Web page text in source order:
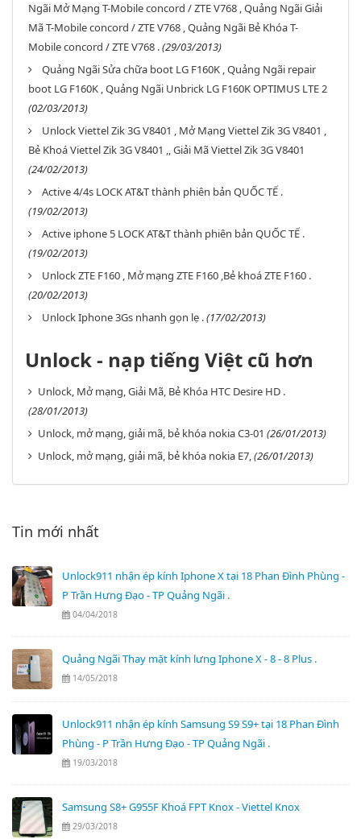
Ngãi Mở Mạng T-Mobile concord / ZTE V768 , Quảng Ngãi Giải
Mã T-Mobile concord / ZTE V768 , Quảng Ngãi Bẻ Khóa T-
Mobile concord / ZTE V768 .(29/03/2013)
Quảng Ngãi Sửa chữa boot LG F160K , Quảng Ngãi repair
boot LG F160K , Quảng Ngãi Unbrick LG F160K OPTIMUS LTE 2
(02/03/2013)
Unlock Viettel Zik 3G V8401 , Mở Mạng Viettel Zik 3G V8401 ,
Bẻ Khoá Viettel Zik 3G V8401 ,, Giải Mã Viettel Zik 3G V8401
(24/02/2013)
Active 4/4s LOCK AT&T thành phiên bản QUỐC TẾ .
(19/02/2013)
Active iphone 5 LOCK AT&T thành phiên bản QUỐC TẾ .
(19/02/2013)
Unlock ZTE F160 , Mở mạng ZTE F160 ,Bẻ khoá ZTE F160 .
(20/02/2013)
Unlock Iphone 3Gs nhanh gọn lẹ .(17/02/2013)
Unlock - nạp tiếng Việt cũ hơn
Unlock, Mở mạng, Giải Mã, Bẻ Khóa HTC Desire HD .
(28/01/2013)
Unlock, mở mạng, giải mã, bẻ khóa nokia C3-01 (26/01/2013)
Unlock, mở mạng, giải mã, bẻ khóa nokia E7,(26/01/2013)
Tin mới nhất
Unlock911 nhận ép kính Iphone X tại 18 Phan Đình Phùng -
P Trần Hưng Đạo - TP Quảng Ngãi .
04/04/2018
Quảng Ngãi Thay mặt kính lưng Iphone X - 8 - 8 Plus .
14/05/2018
Unlock911 nhận ép kính Samsung S9 S9+ tại 18 Phan Đình
Phùng - P Trần Hưng Đạo - TP Quảng Ngãi .
19/03/2018
Samsung S8+ G955F Khoá FPT Knox - Viettel Knox
29/03/2018